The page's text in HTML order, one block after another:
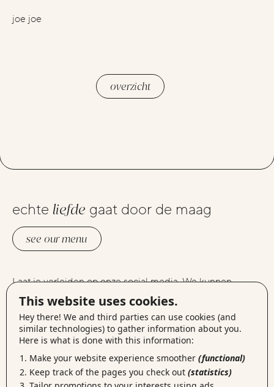
This website uses cookies.
Hey there! We and third parties can use cookies (and
similar technologies) to gather information about you.
Here is what is done with this information:
Make your website experience smoother (functional)
Keep track of the pages you check out (statistics)
joe joe
overzicht
echte liefde gaat door de maag
see our menu
Laat je verleiden op onze social media. We kunnen
elkaars foto’s liken op
, lekker connecten via
linkedin , berichtjes delen opfacebookof gewoon samen
een filmpje kijken opvimeo.
Zet jij de eerste stap?mailons of kom langs op onze
locaties. Meer een fan van het geschreven woord? Kijk